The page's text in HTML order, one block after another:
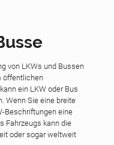
von LKWs und Bussen
öffentlichen
ein LKW oder Bus
Wenn Sie eine breite
Beschriftungen eine
Fahrzeugs kann die
oder sogar weltweit